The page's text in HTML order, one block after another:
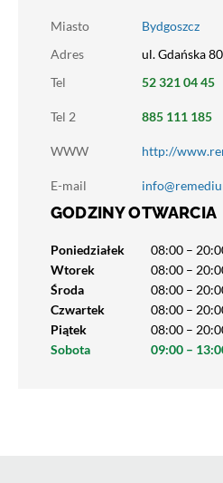
Miasto
Bydgoszcz
Adres
ul. Gdańska
Tel
52 321 04 45
Tel 2 885 111 185
WWW http://
E-mail
GODZINY OTWARCIA
Poniedziałek
08:00 –
Wtorek
08:00 –
Środa
08:00 –
Czwartek
08:00 –
Piątek
08:00 –
Sobota
09:00 –